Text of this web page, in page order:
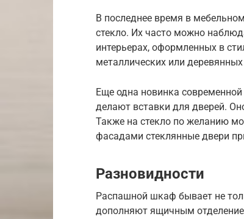
В последнее время в
стекло. Их часто можно
интерьерах, оформленных в
металлических или
Еще одна новинка
делают вставки для дверей.
Также на стекло по желанию
фасадами стеклянные двери
Разновидности
Распашной шкаф бывает не
дополняют ящичным